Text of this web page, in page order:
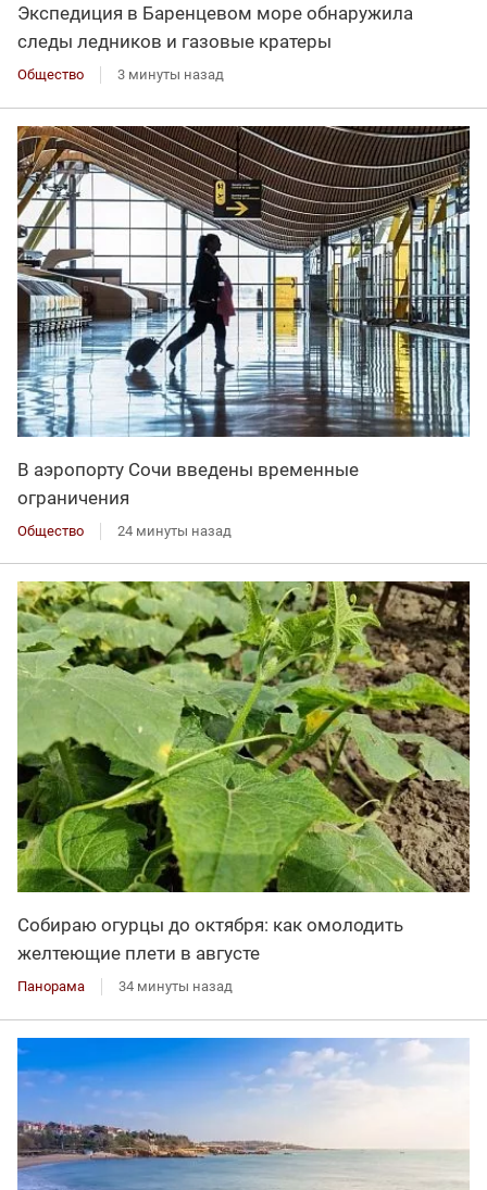
Экспедиция в Баренцевом море обнаружила
следы ледников и газовые кратеры
Общество 3 минуты назад
В аэропорту Сочи введены временные
ограничения
Общество 24 минуты назад
Собираю огурцы до октября: как омолодить
желтеющие плети в августе
Панорама 34 минуты назад